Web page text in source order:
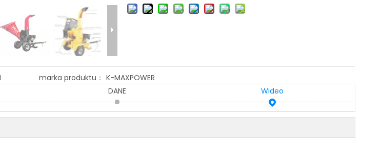
marka produktu： K-MAXPOWER
DANE Wideo